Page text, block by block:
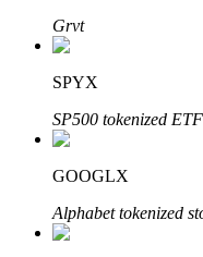
Tìm hiểu về kiếm thu
Bitrue
Grvt
SPYX
SP500 tokenized
GOOGLX
Alphabet tokenized